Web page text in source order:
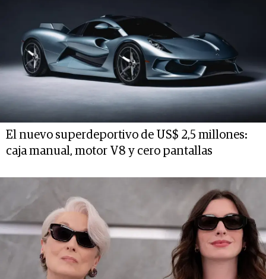
El nuevo superdeportivo de US$ 2,5 millones:
caja manual, motor V8 y cero pantallas